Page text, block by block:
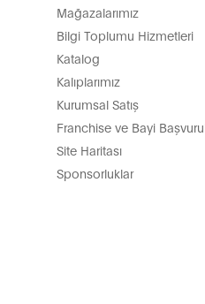
Mağazalarımız
Bilgi Toplumu Hizmetleri
Katalog
Kalıplarımız
Kurumsal Satış
Franchise ve Bayi
Site Haritası
Sponsorluklar